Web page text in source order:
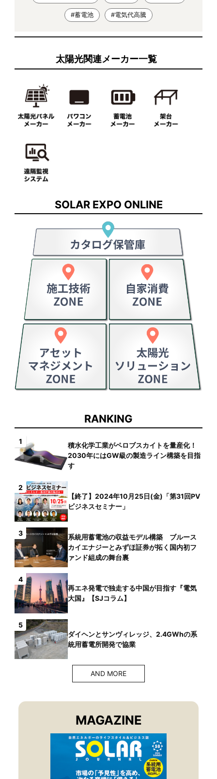
#蓄電池 #電気代高騰
太陽光関連メーカー一覧
SOLAR EXPO ONLINE
RANKING
1
積水化学工業がペロブスカイトを量産化！
2030年にはGW級の製造ライン構築を目指
す
2
【終了】2024年10月25日(金)「第31回PV
ビジネスセミナー」
3
系統用蓄電池の収益モデル構築 ブルース
カイエナジーとみずほ証券が拓く国内初フ
ァンド組成の舞台裏
4
再エネ発電で独走する中国が目指す『電気
大国』【SJコラム】
5
ダイヘンとサンヴィレッジ、2.4GWhの系
統用蓄電所開発で協業
AND MORE
MAGAZINE